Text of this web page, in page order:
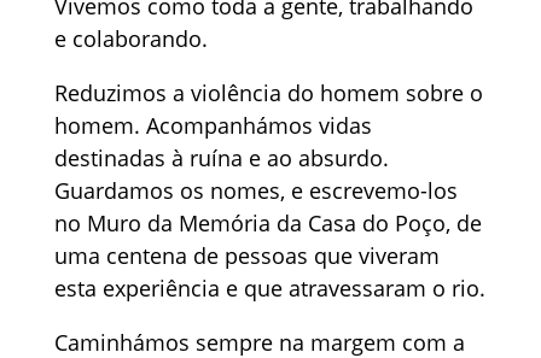
e colaborando.
Reduzimos a violência do homem sobre o
homem. Acompanhámos vidas
destinadas à ruína e ao absurdo.
Guardamos os nomes, e escrevemo-los
no Muro da Memória da Casa do Poço, de
uma centena de pessoas que viveram
esta experiência e que atravessaram o rio.
Caminhámos sempre na margem com a